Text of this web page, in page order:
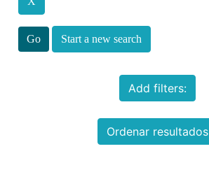
Start a new search
Add filters:
Ordenar resultados